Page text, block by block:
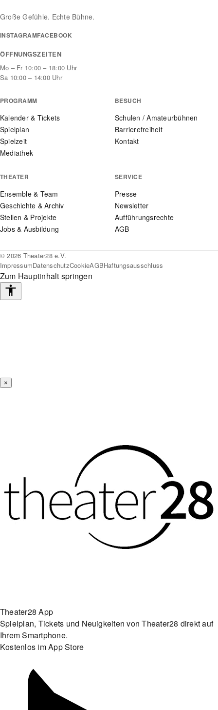
Große Gefühle. Echte Bühne.
INSTAGRAMFACEBOOK
ÖFFNUNGSZEITEN
Mo – Fr 10:00 – 18:00 Uhr
Sa 10:00 – 14:00 Uhr
PROGRAMM
Kalender & Tickets
Spielplan
Spielzeit
Mediathek
BESUCH
Schulen / Amateurbühnen
Barrierefreiheit
Kontakt
THEATER
Ensemble & Team
Geschichte & Archiv
Stellen & Projekte
Jobs & Ausbildung
SERVICE
Presse
Newsletter
Aufführungsrechte
AGB
© 2026 Theater28 e.V.
ImpressumDatenschutzCookieAGBHaftungsausschluss
Zum Hauptinhalt springen
Barrierefreiheits-
×
Theater28 App
Spielplan, Tickets und Neuigkeiten von Theater28 direkt auf
Ihrem Smartphone.
Kostenlos im App Store